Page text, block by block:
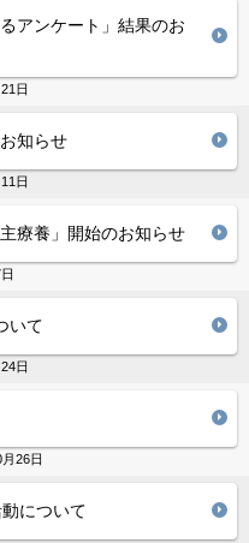
アンケート」結果のお
日
知らせ
日
療養」開始のお知らせ
いて
日
26日
について